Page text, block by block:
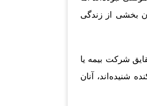
بخشی از زندگی
شرکت بیمه یا
شنیده‌اند، آنان